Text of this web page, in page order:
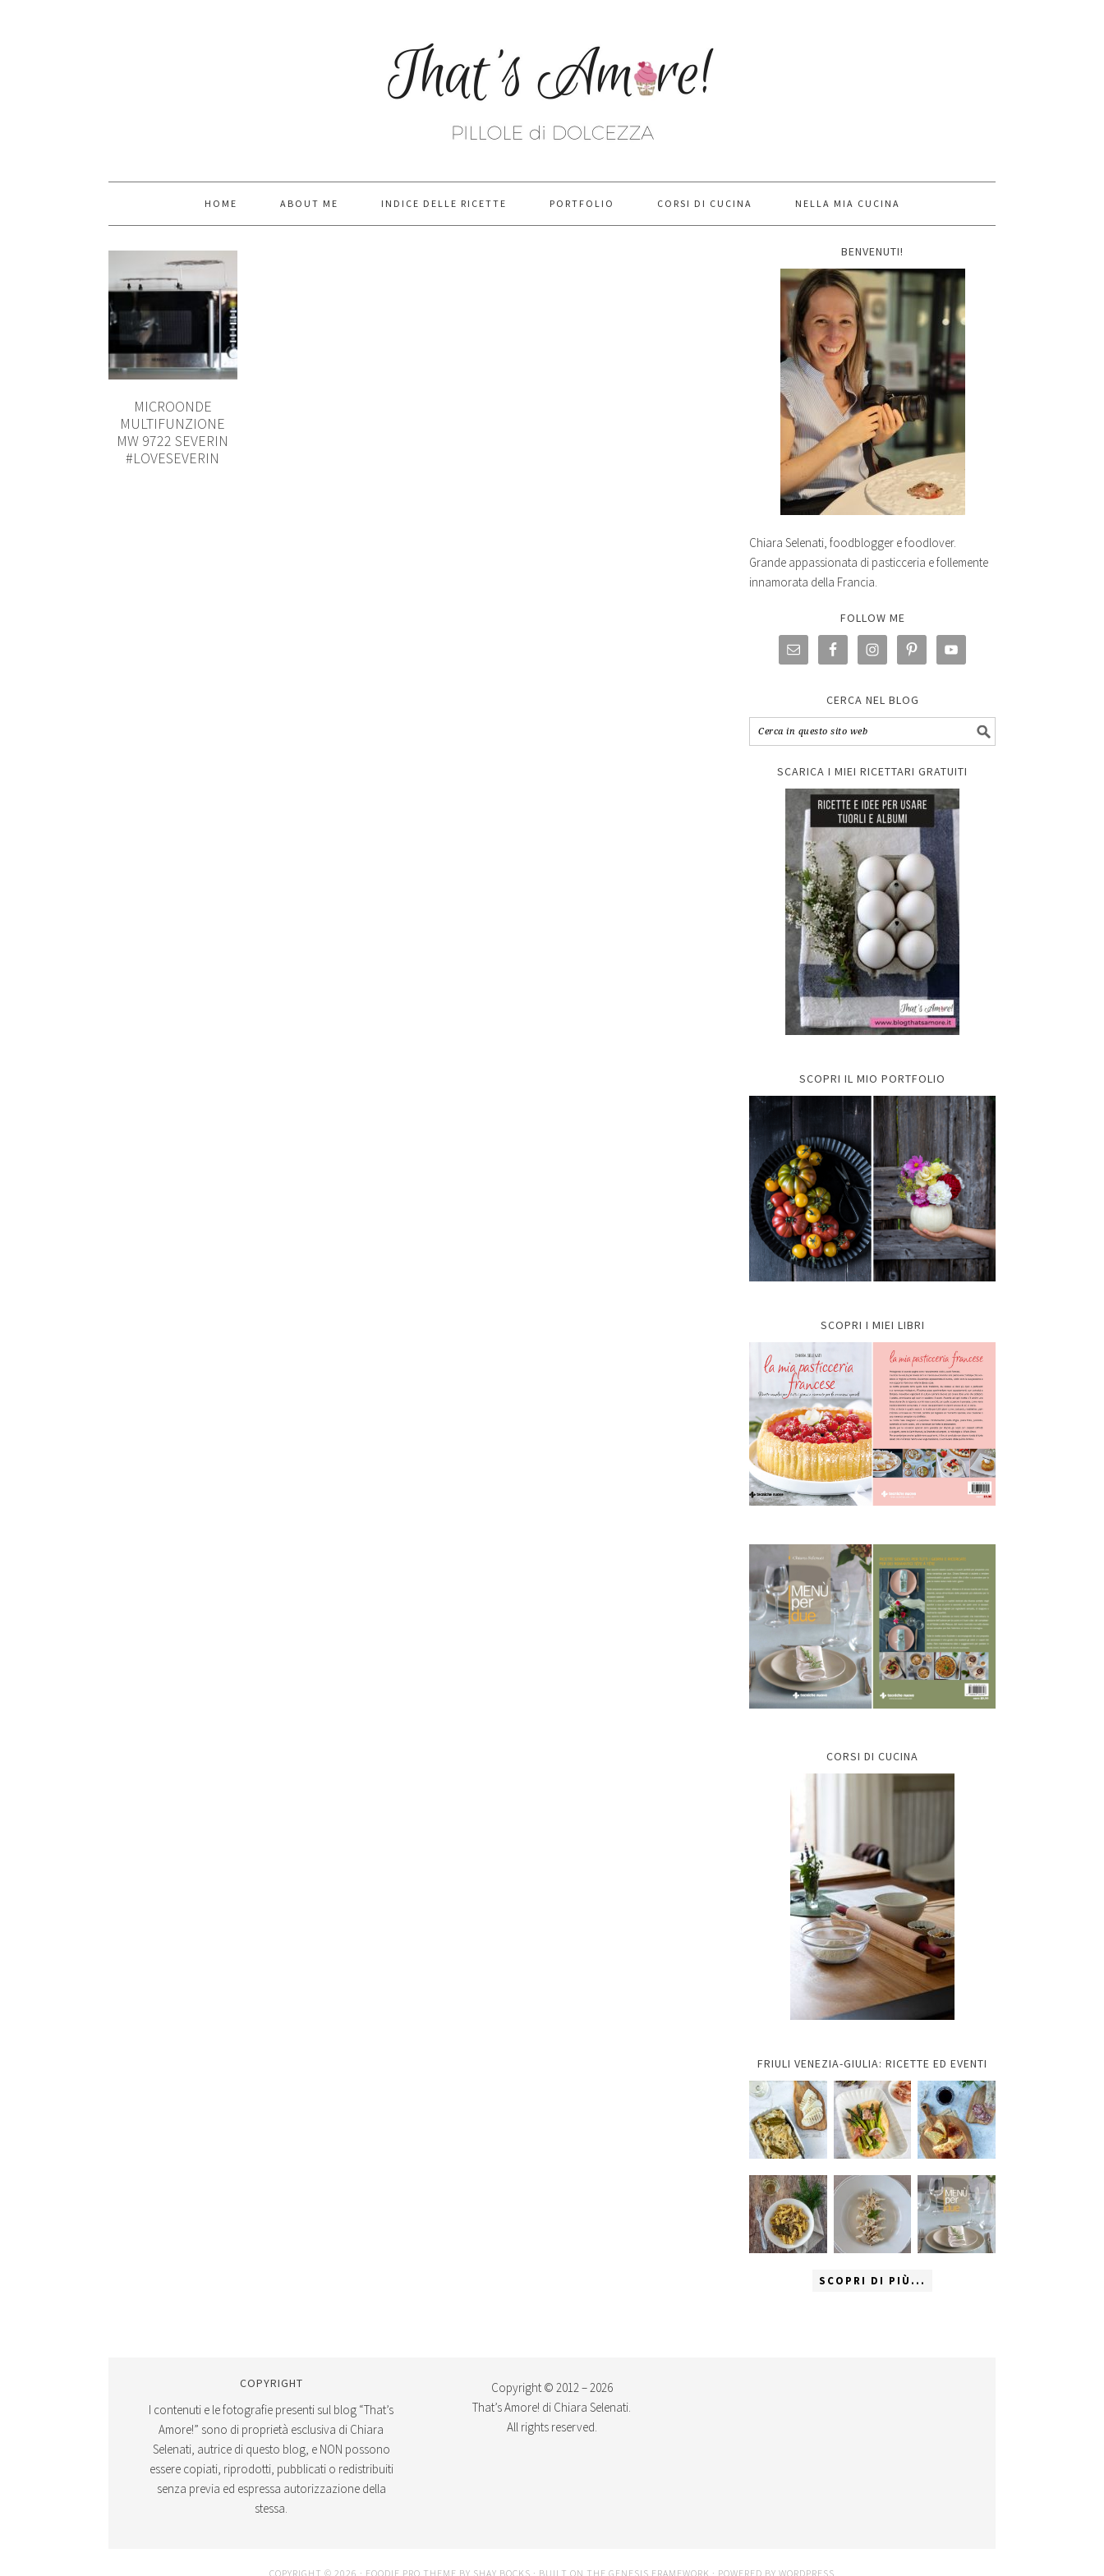
HOME ABOUT ME INDICE DELLE RICETTE PORTFOLIO CORSI DI CUCINA NELLA MIA CUCINA
MICROONDE
MULTIFUNZIONE
MW 9722 SEVERIN
#LOVESEVERIN
BENVENUTI!
Chiara Selenati, foodblogger e foodlover.
Grande appassionata di pasticceria e follemente
innamorata della Francia.
FOLLOW ME
CERCA NEL BLOG
SCARICA I MIEI RICETTARI GRATUITI
SCOPRI IL MIO PORTFOLIO
SCOPRI I MIEI LIBRI
CORSI DI CUCINA
FRIULI VENEZIA-GIULIA: RICETTE ED EVENTI
SCOPRI DI PIÙ...
COPYRIGHT
I contenuti e le fotografie presenti sul blog “That’s
Amore!” sono di proprietà esclusiva di Chiara
Selenati, autrice di questo blog, e NON possono
essere copiati, riprodotti, pubblicati o redistribuiti
senza previa ed espressa autorizzazione della
stessa.
Copyright © 2012 – 2026
That’s Amore! di Chiara Selenati.
All rights reserved.
COPYRIGHT © 2026 · FOODIE PRO THEME BY SHAY BOCKS · BUILT ON THE GENESIS FRAMEWORK · POWERED BY WORDPRESS